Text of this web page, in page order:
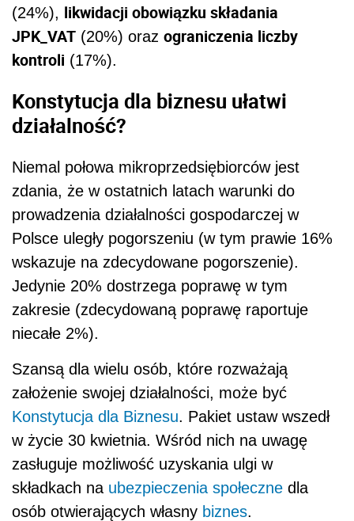
(24%), likwidacji obowiązku składania
JPK_VAT (20%) oraz ograniczenia liczby
kontroli (17%).
Konstytucja dla biznesu ułatwi
działalność?
Niemal połowa mikroprzedsiębiorców jest
zdania, że w ostatnich latach warunki do
prowadzenia działalności gospodarczej w
Polsce uległy pogorszeniu (w tym prawie 16%
wskazuje na zdecydowane pogorszenie).
Jedynie 20% dostrzega poprawę w tym
zakresie (zdecydowaną poprawę raportuje
niecałe 2%).
Szansą dla wielu osób, które rozważają
założenie swojej działalności, może być
Konstytucja dla Biznesu. Pakiet ustaw wszedł
w życie 30 kwietnia. Wśród nich na uwagę
zasługuje możliwość uzyskania ulgi w
składkach na ubezpieczenia społeczne dla
osób otwierających własny biznes.